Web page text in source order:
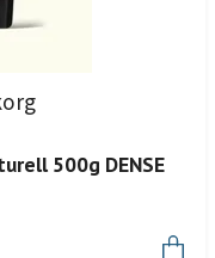
500g DENSE